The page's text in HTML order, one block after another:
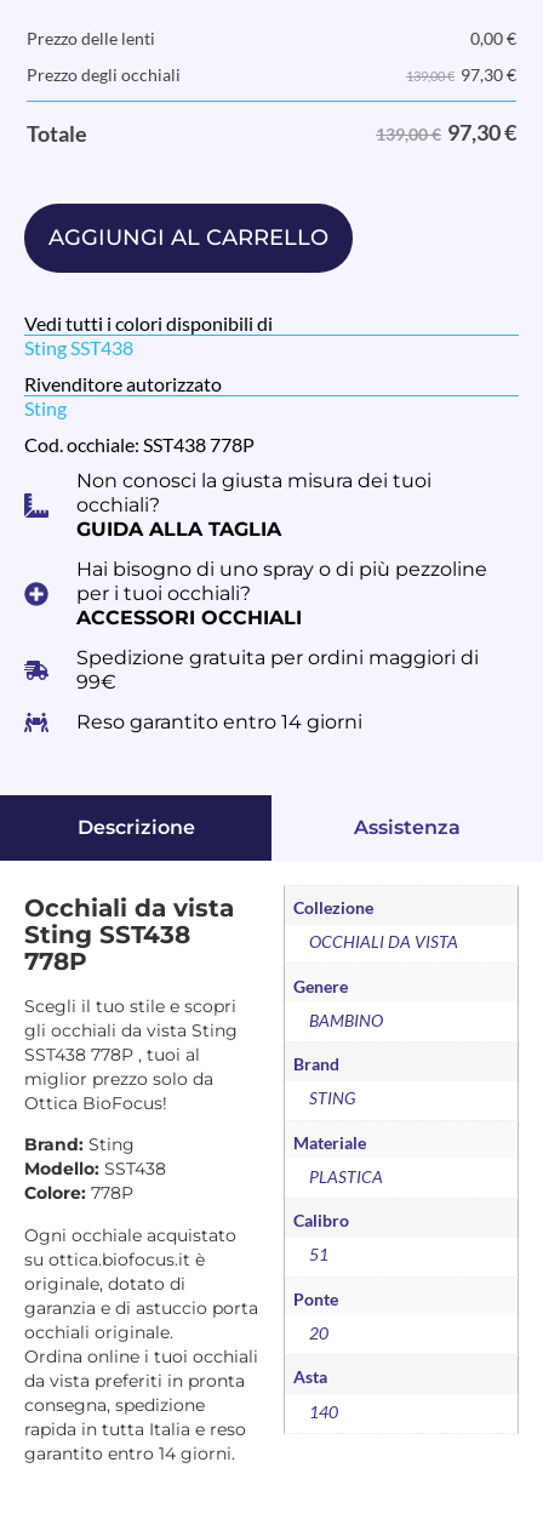
Prezzo delle lenti 0,00€
Prezzo degli occhiali
139,00 € 97,30€
Totale 139,00 € 97,30€
AGGIUNGI AL CARRELLO
Vedi tutti i colori disponibili di
Sting SST438
Rivenditore autorizzato
Sting
Cod. occhiale: SST438 778P
Non conosci la giusta misura dei tuoi
occhiali?
GUIDA ALLA TAGLIA
Hai bisogno di uno spray o di più pezzoline
per i tuoi occhiali?
ACCESSORI OCCHIALI
Spedizione gratuita per ordini maggiori di
99€
Reso garantito entro 14 giorni
Descrizione Assistenza
Occhiali da vista
Sting SST438
778P
Scegli il tuo stile e scopri
gli occhiali da vista Sting
SST438 778P , tuoi al
miglior prezzo solo da
Ottica BioFocus!
Brand: Sting
Modello: SST438
Colore: 778P
Ogni occhiale acquistato
su ottica.biofocus.it è
originale, dotato di
garanzia e di astuccio porta
occhiali originale.
Ordina online i tuoi occhiali
da vista preferiti in pronta
consegna, spedizione
rapida in tutta Italia e reso
garantito entro 14 giorni.
Collezione
OCCHIALI DA VISTA
Genere
BAMBINO
Brand
STING
Materiale
PLASTICA
Calibro
51
Ponte
20
Asta
140